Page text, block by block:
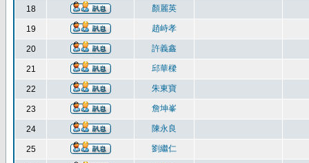
18 顏麗英
19 趙峙孝
20 許義鑫
21 邱華樑
22 朱東寶
23 詹坤峯
24 陳永良
25 劉繼仁